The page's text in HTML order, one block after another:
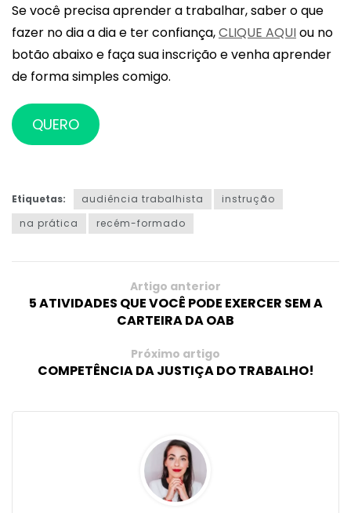
Se você precisa aprender a trabalhar, saber o que
fazer no dia a dia e ter confiança,CLIQUE AQUIou no
botão abaixo e faça sua inscrição e venha aprender
de forma simples comigo.
QUERO
Etiquetas: audiência trabalhista
instrução
na prática
recém-formado
Artigo anterior
5 ATIVIDADES QUE VOCÊ PODE EXERCER SEM A
CARTEIRA DA OAB
Próximo artigo
COMPETÊNCIA DA JUSTIÇA DO TRABALHO!